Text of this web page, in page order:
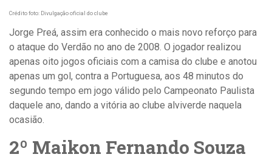
Crédito foto: Divulgação oficial do clube
Jorge Preá, assim era conhecido o mais novo reforço para
o ataque do Verdão no ano de 2008. O jogador realizou
apenas oito jogos oficiais com a camisa do clube e anotou
apenas um gol, contra a Portuguesa, aos 48 minutos do
segundo tempo em jogo válido pelo Campeonato Paulista
daquele ano, dando a vitória ao clube alviverde naquela
ocasião.
2º Maikon Fernando Souza